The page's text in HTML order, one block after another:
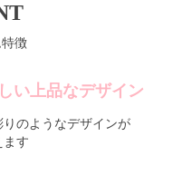
徴
い上品なデザイン
のようなデザインが
ます